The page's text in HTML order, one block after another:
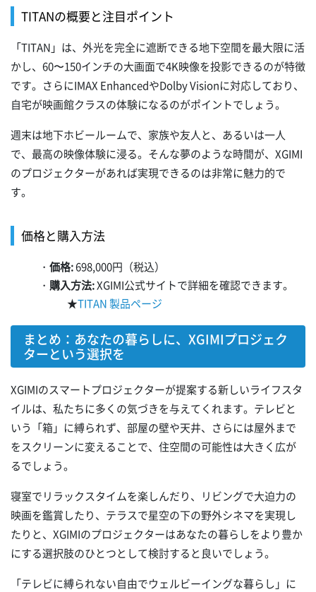
TITANの概要と注目ポイント
「TITAN」は、外光を完全に遮断できる地下空間を最大限に活
かし、60〜150インチの大画面で4K映像を投影できるのが特徴
です。さらにIMAX EnhancedやDolby Visionに対応しており、
自宅が映画館クラスの体験になるのがポイントでしょう。
週末は地下ホビールームで、家族や友人と、あるいは一人
で、最高の映像体験に浸る。そんな夢のような時間が、XGIMI
のプロジェクターがあれば実現できるのは非常に魅力的で
す。
価格と購入方法
・ 価格:698,000円（税込）
・ 購入方法:XGIMI公式サイトで詳細を確認できます。
★TITAN 製品ページ
まとめ：あなたの暮らしに、XGIMIプロジェク
ターという選択を
XGIMIのスマートプロジェクターが提案する新しいライフスタ
イルは、私たちに多くの気づきを与えてくれます。テレビと
いう「箱」に縛られず、部屋の壁や天井、さらには屋外まで
をスクリーンに変えることで、住空間の可能性は大きく広が
るでしょう。
寝室でリラックスタイムを楽しんだり、リビングで大迫力の
映画を鑑賞したり、テラスで星空の下の野外シネマを実現し
たりと、XGIMIのプロジェクターはあなたの暮らしをより豊か
にする選択肢のひとつとして検討すると良いでしょう。
「テレビに縛られない自由でウェルビーイングな暮らし」に